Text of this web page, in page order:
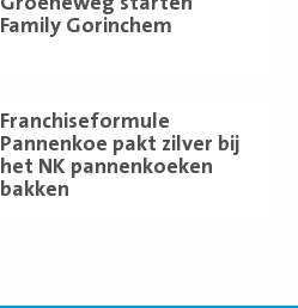
Family Gorinchem
Franchiseformule
Pannenkoe pakt zilver bij
het NK pannenkoeken
bakken